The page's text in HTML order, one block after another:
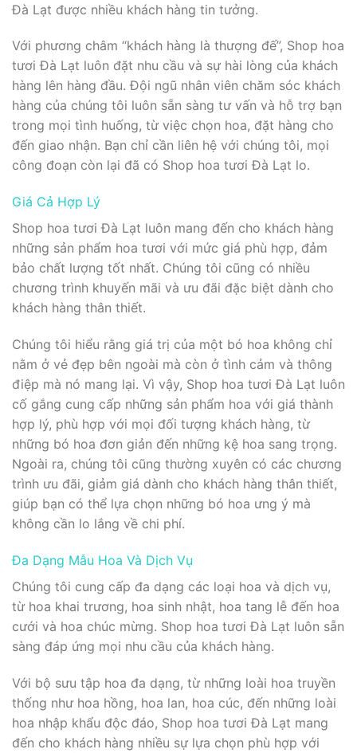
Đà Lạt được nhiều khách hàng tin tưởng.
Với phương châm “khách hàng là thượng đế”, Shop hoa
tươi Đà Lạt luôn đặt nhu cầu và sự hài lòng của khách
hàng lên hàng đầu. Đội ngũ nhân viên chăm sóc khách
hàng của chúng tôi luôn sẵn sàng tư vấn và hỗ trợ bạn
trong mọi tình huống, từ việc chọn hoa, đặt hàng cho
đến giao nhận. Bạn chỉ cần liên hệ với chúng tôi, mọi
công đoạn còn lại đã có Shop hoa tươi Đà Lạt lo.
Giá Cả Hợp Lý
Shop hoa tươi Đà Lạt luôn mang đến cho khách hàng
những sản phẩm hoa tươi với mức giá phù hợp, đảm
bảo chất lượng tốt nhất. Chúng tôi cũng có nhiều
chương trình khuyến mãi và ưu đãi đặc biệt dành cho
khách hàng thân thiết.
Chúng tôi hiểu rằng giá trị của một bó hoa không chỉ
nằm ở vẻ đẹp bên ngoài mà còn ở tình cảm và thông
điệp mà nó mang lại. Vì vậy, Shop hoa tươi Đà Lạt luôn
cố gắng cung cấp những sản phẩm hoa với giá thành
hợp lý, phù hợp với mọi đối tượng khách hàng, từ
những bó hoa đơn giản đến những kệ hoa sang trọng.
Ngoài ra, chúng tôi cũng thường xuyên có các chương
trình ưu đãi, giảm giá dành cho khách hàng thân thiết,
giúp bạn có thể lựa chọn những bó hoa ưng ý mà
không cần lo lắng về chi phí.
Đa Dạng Mẫu Hoa Và Dịch Vụ
Chúng tôi cung cấp đa dạng các loại hoa và dịch vụ,
từ hoa khai trương, hoa sinh nhật, hoa tang lễ đến hoa
cưới và hoa chúc mừng. Shop hoa tươi Đà Lạt luôn sẵn
sàng đáp ứng mọi nhu cầu của khách hàng.
Với bộ sưu tập hoa đa dạng, từ những loài hoa truyền
thống như hoa hồng, hoa lan, hoa cúc, đến những loài
hoa nhập khẩu độc đáo, Shop hoa tươi Đà Lạt mang
đến cho khách hàng nhiều sự lựa chọn phù hợp với